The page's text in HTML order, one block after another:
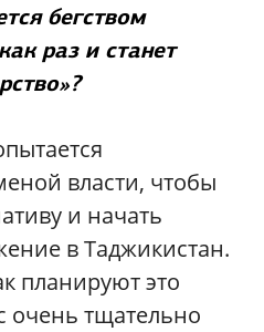
бегством
раз и станет
власти, чтобы
и начать
в Таджикистан.
планируют это
очень тщательно